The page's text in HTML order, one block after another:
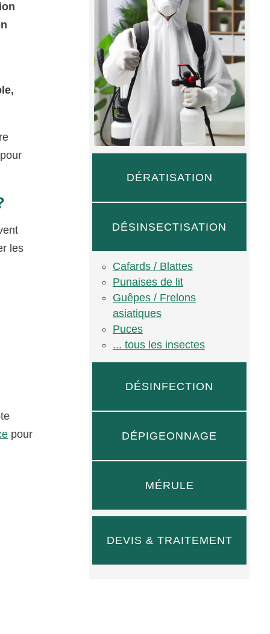
les
pour
DÉRATISATION
DÉSINSECTISATION
Cafards / Blattes
Punaises de lit
Guêpes / Frelons
asiatiques
Puces
... tous les insectes
DÉSINFECTION
DÉPIGEONNAGE
MÉRULE
DEVIS & TRAITEMENT